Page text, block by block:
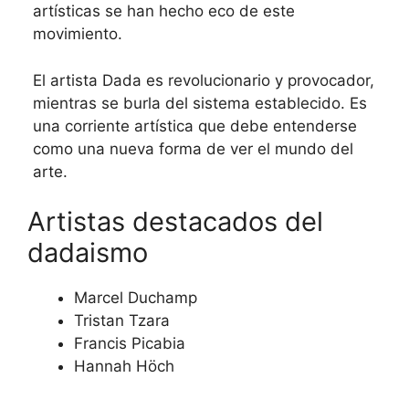
artísticas se han hecho eco de este
movimiento.
El artista Dada es revolucionario y provocador,
mientras se burla del sistema establecido. Es
una corriente artística que debe entenderse
como una nueva forma de ver el mundo del
arte.
Artistas destacados del
dadaismo
Marcel Duchamp
Tristan Tzara
Francis Picabia
Hannah Höch